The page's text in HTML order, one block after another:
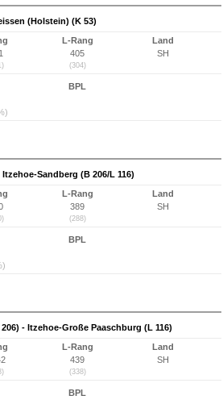
(Holstein) (K 53)
L-Rang
405
(304)
Land
SH
BPL
Sandberg (B 206/L 116)
L-Rang
389
(288)
Land
SH
BPL
- Itzehoe-Große Paaschburg (L 116)
L-Rang
439
(338)
Land
SH
BPL